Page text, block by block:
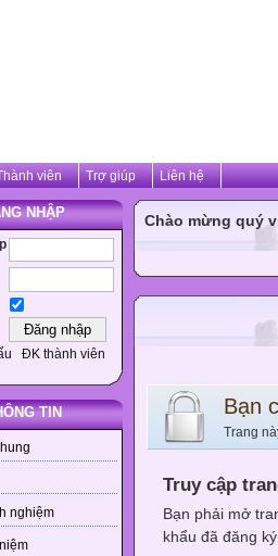
viên Trợ giúp Liên hệ
NHẬP
ĐK thành viên
TIN
nghiệm
Chào mừng quý
Bạn
Trang
Truy cập
Bạn phải mở
khẩu đã đăng